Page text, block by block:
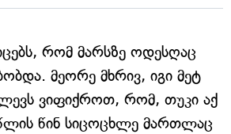
რომ მარსზე ოდესღაც
მეორე მხრივ, იგი მეტ
ვიფიქროთ, რომ, თუკი აქ
წინ სიცოცხლე მართლაც